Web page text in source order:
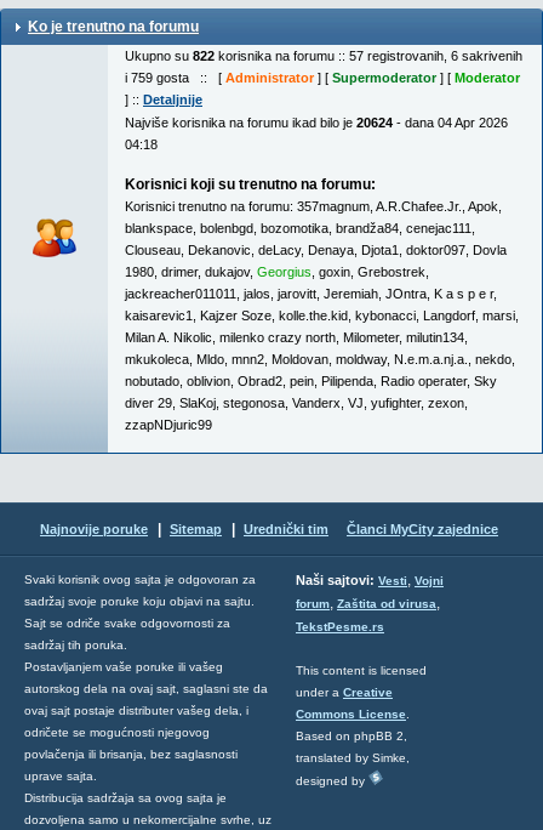
Ko je trenutno na forumu
Ukupno su 822 korisnika na forumu :: 57 registrovanih, 6 sakrivenih
i 759 gosta :: [ Administrator] [ Supermoderator] [ Moderator
] :: Detaljnije
Najviše korisnika na forumu ikad bilo je 20624 - dana 04 Apr 2026
04:18
Korisnici koji su trenutno na forumu:
Korisnici trenutno na forumu: 357magnum A.R.Chafee.Jr. Apok
blankspace bolenbgd bozomotika brandža84 cenejac111
Clouseau Dekanovic deLacy, Denaya Djota1 doktor097 Dovla
1980 drimer, dukajov, Georgius goxin Grebostrek
jackreacher011011
jalos jarovitt Jeremiah JOntra K a s p e r,
kaisarevic1
Kajzer Soze kolle.the.kid kybonacci Langdorf marsi
Milan A. Nikolic milenko crazy north Milometer, milutin134
mkukoleca Mldo mnn2 Moldovan moldway, N.e.m.a.nj.a. nekdo
nobutado oblivion Obrad2 pein Pilipenda Radio operater, Sky
diver 29 SlaKoj stegonosa Vanderx VJ yufighter, zexon
zzapNDjuric99
Najnovije poruke Sitemap Urednički tim Članci MyCity zajednice
Svaki korisnik ovog sajta je odgovoran za
sadržaj svoje poruke koju objavi na sajtu.
Sajt se odriče svake odgovornosti za
sadržaj tih poruka.
Postavljanjem vaše poruke ili vašeg
autorskog dela na ovaj sajt, saglasni ste da
ovaj sajt postaje distributer vašeg dela, i
odričete se mogućnosti njegovog
povlačenja ili brisanja, bez saglasnosti
uprave sajta.
Distribucija sadržaja sa ovog sajta je
dozvoljena samo u nekomercijalne svrhe, uz
Naši sajtovi: Vesti, Vojni
forum, Zaštita od virusa,
TekstPesme.rs
This content is licensed
under a Creative
Commons License
Based on phpBB 2,
translated by Simke,
designed by